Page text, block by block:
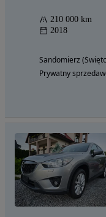
210 000 km
2018
Sandomierz
Prywatny